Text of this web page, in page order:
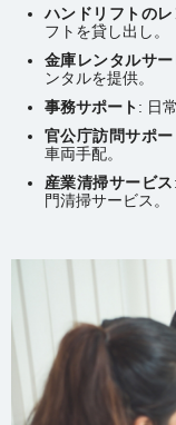
ハンドリフトの
フトを貸し出し。
金庫レンタルサー
ンタルを提供。
事務サポート: 日
官公庁訪問サポー
車両手配。
産業清掃サービス
門清掃サービス。